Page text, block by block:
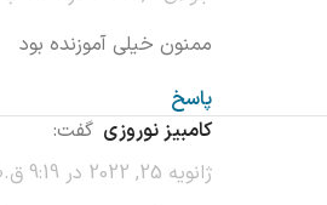
ممنون خیلی آموزنده بود
پاسخ
کامبیز نوروزی گفت:
ژانویه 25, 2022 در 9:19 ق.ظ